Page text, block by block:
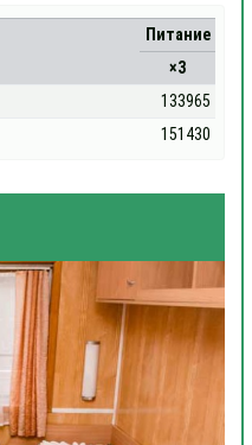
Питание
×3
133965
151430